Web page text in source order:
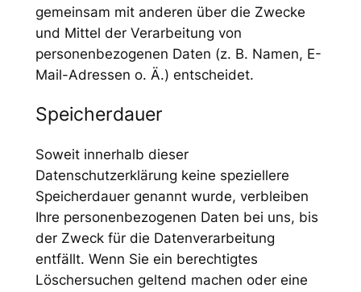
gemeinsam mit anderen über die Zwecke
und Mittel der Verarbeitung von
personenbezogenen Daten (z. B. Namen, E-
Mail-Adressen o. Ä.) entscheidet.
Speicherdauer
Soweit innerhalb dieser
Datenschutzerklärung keine speziellere
Speicherdauer genannt wurde, verbleiben
Ihre personenbezogenen Daten bei uns, bis
der Zweck für die Datenverarbeitung
entfällt. Wenn Sie ein berechtigtes
Löschersuchen geltend machen oder eine